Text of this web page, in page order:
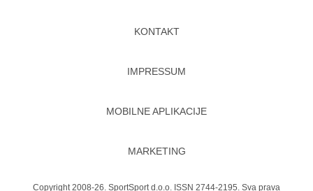
KONTAKT
IMPRESSUM
MOBILNE APLIKACIJE
MARKETING
Copyright 2008-26. SportSport d.o.o. ISSN 2744-2195. Sva prava